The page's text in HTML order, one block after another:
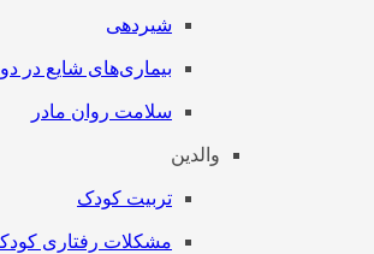
شیردهی
بیماری‌های شایع در
سلامت روان مادر
والدین
تربیت کودک
مشکلات رفتاری